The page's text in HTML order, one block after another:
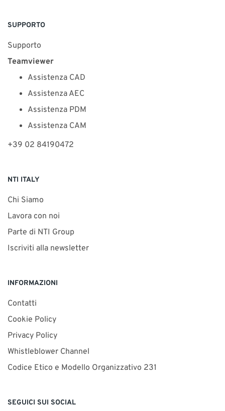
SUPPORTO
Supporto
Teamviewer
Assistenza CAD
Assistenza AEC
Assistenza PDM
Assistenza CAM
+39 02 84190472
NTI ITALY
Chi Siamo
Lavora con noi
Parte di NTI Group
Iscriviti alla newsletter
INFORMAZIONI
Contatti
Cookie Policy
Privacy Policy
Whistleblower Channel
Codice Etico e Modello Organizzativo 231
SEGUICI SUI SOCIAL